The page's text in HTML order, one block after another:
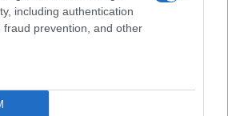
including authentication
fraud prevention, and other
per la Consob non